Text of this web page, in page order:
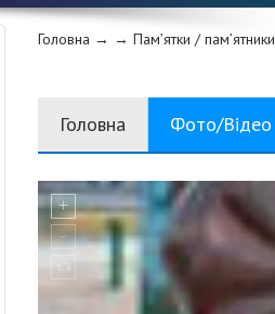
Головна → → Пам’ятки / пам’ятники
Головна Фото/Відео